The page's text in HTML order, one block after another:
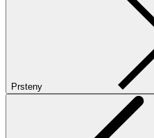
Prsteny